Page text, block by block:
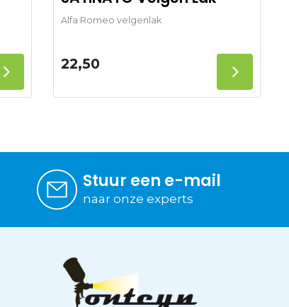
Alfa Romeo velgenlak
22,50
Stuur een e-mail
naar onze experts